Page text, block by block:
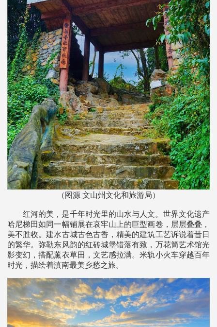
（图源 文山州文化和旅游局）
红河的美，是千年时光里的山水与人文。世界文化遗产
哈尼梯田如同一幅铺展在哀牢山上的巨型画卷，层层叠叠，
美不胜收。建水古城古色古香，精美的建筑工艺诉说着昔日
的繁华。弥勒东风韵的红砖城堡错落有致，万花筒艺术馆光
影变幻，搭配薰衣草田，文艺感拉满。米轨小火车穿越百年
时光，描绘着滇南最美乡愁之旅。